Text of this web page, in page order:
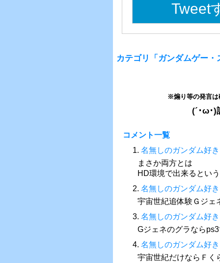
Tweet
カテゴリ「ガンダムゲー
※煽り等の発言は
(´･ω･)
コメント一覧
1. 名無しのガンダム好き
まさか両方とは
HD環境で出来るとい
2. 名無しのガンダム好き
宇宙世紀追体験Ｇジェ
3. 名無しのガンダム好き
Gジェネのグラなら
4. 名無しのガンダム好き
宇宙世紀だけならＦく